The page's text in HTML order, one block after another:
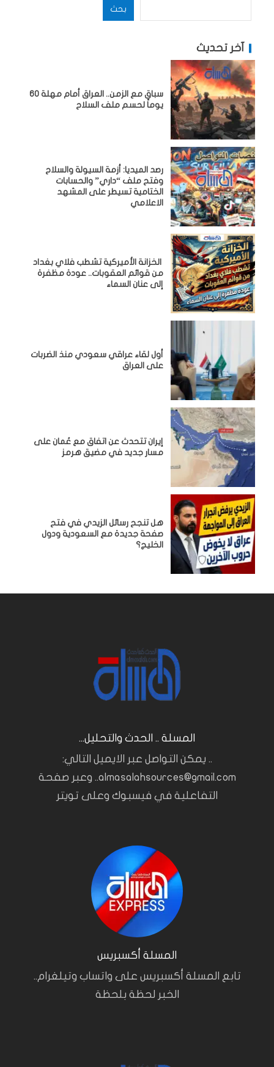
بحث
آخر تحديث
سباق مع الزمن.. العراق أمام مهلة 60
يوماً لحسم ملف السلاح
رصد الميديا: أزمة السيولة والسلاح
وفتح ملف “داري” والحسابات
الختامية تسيطر على المشهد
الاعلامي
الخزانة الأميركية تشطب فلاي بغداد
من قوائم العقوبات.. عودة مظفرة
إلى عنان السماء
أول لقاء عراقي سعودي منذ الضربات
على العراق
إيران تتحدث عن اتفاق مع عُمان على
مسار جديد في مضيق هرمز
هل تنجح رسائل الزيدي في فتح
صفحة جديدة مع السعودية ودول
الخليج؟
المسلة .. الحدث والتحليل...
.. يمكن التواصل عبر الايميل التالي:
almasalahsources@gmail.com.. وعبر صفحة
التفاعلية في فيسبوك وعلى تويتر
المسلة أكسبريس
تابع المسلة أكسبريس على واتساب وتيلغرام..
الخبر لحظة بلحظة